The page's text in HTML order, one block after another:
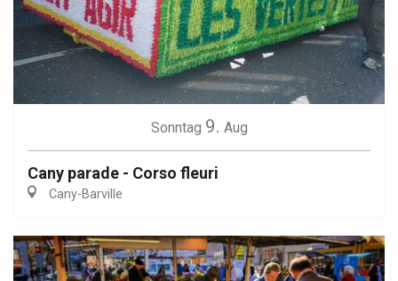
Sonntag 9. Aug
Cany parade - Corso fleuri
Cany-Barville